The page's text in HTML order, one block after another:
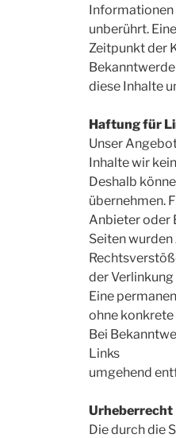
Informationen
unberührt.
Zeitpunkt der
diese Inhalte
Haftung für
Unser
Inhalte wir
Deshalb
übernehmen.
Anbieter oder
Seiten
der
Eine
ohne
Bei
Links
umgehend
Urheberrecht
Die durch die